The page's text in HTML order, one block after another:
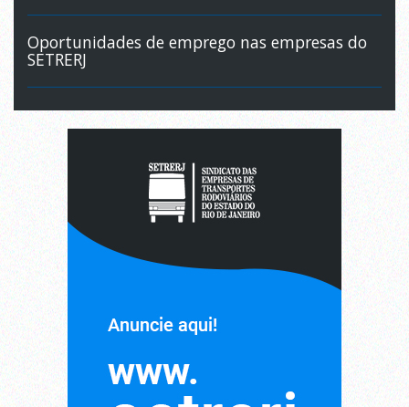
Oportunidades de emprego nas empresas do
SETRERJ